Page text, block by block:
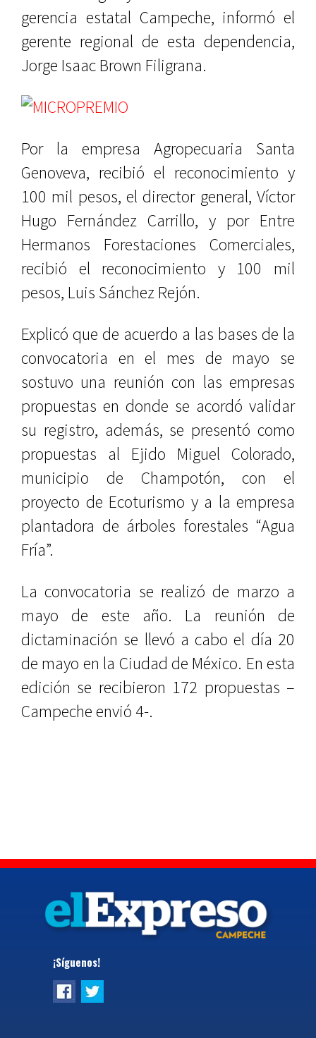
gerencia estatal Campeche, informó el
gerente regional de esta dependencia,
Jorge Isaac Brown Filigrana.
Por la empresa Agropecuaria Santa
Genoveva, recibió el reconocimiento y
100 mil pesos, el director general, Víctor
Hugo Fernández Carrillo, y por Entre
Hermanos Forestaciones Comerciales,
recibió el reconocimiento y 100 mil
pesos, Luis Sánchez Rejón.
Explicó que de acuerdo a las bases de la
convocatoria en el mes de mayo se
sostuvo una reunión con las empresas
propuestas en donde se acordó validar
su registro, además, se presentó como
propuestas al Ejido Miguel Colorado,
municipio de Champotón, con el
proyecto de Ecoturismo y a la empresa
plantadora de árboles forestales “Agua
Fría”.
La convocatoria se realizó de marzo a
mayo de este año. La reunión de
dictaminación se llevó a cabo el día 20
de mayo en la Ciudad de México. En esta
edición se recibieron 172 propuestas –
Campeche envió 4-.
¡Síguenos!